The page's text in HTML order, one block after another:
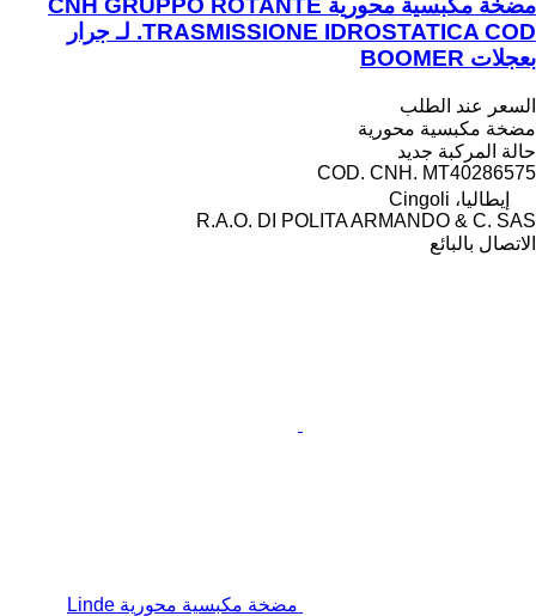
مضخة مكبسية محورية CNH GRUPPO ROTANTE
TRASMISSIONE IDROSTATICA COD. لـ جرار
بعجلات BOOMER
السعر عند الطلب
مضخة مكبسية محورية
حالة المركبة جديد
COD. CNH. MT40286575
إيطاليا، Cingoli
R.A.O. DI POLITA ARMANDO & C. SAS
الاتصال بالبائع
مضخة مكبسية محورية Linde